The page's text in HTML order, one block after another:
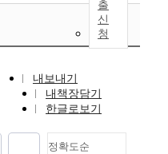
출
신
청
내보내기
내책장담기
한글로보기
정확도순